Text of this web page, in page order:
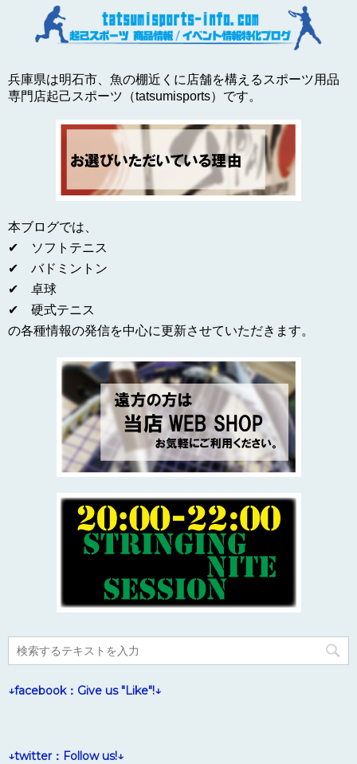
兵庫県は明石市、魚の棚近くに店舗を構えるスポーツ用品
専門店起己スポーツ（tatsumisports）です。
本ブログでは、
✔ ソフトテニス
✔ バドミントン
✔ 卓球
✔ 硬式テニス
の各種情報の発信を中心に更新させていただきます。
↓facebook：Give us "Like"!↓
↓twitter：Follow us!↓